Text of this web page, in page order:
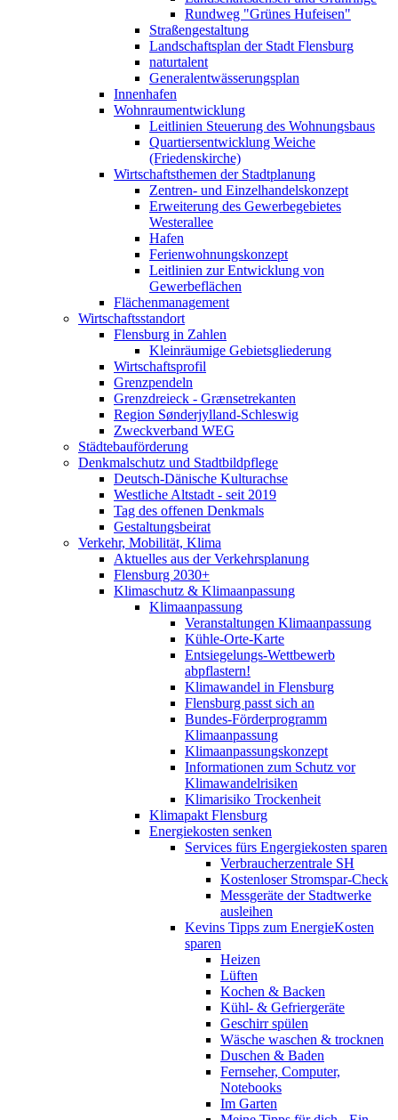
Rundweg "Grünes Hufeisen"
Straßengestaltung
Landschaftsplan der Stadt Flensburg
naturtalent
Generalentwässerungsplan
Innenhafen
Wohnraumentwicklung
Leitlinien Steuerung des Wohnungsbaus
Quartiersentwicklung Weiche
(Friedenskirche)
Wirtschaftsthemen der Stadtplanung
Zentren- und Einzelhandelskonzept
Erweiterung des Gewerbegebietes
Westerallee
Hafen
Ferienwohnungskonzept
Leitlinien zur Entwicklung von
Gewerbeflächen
Flächenmanagement
Wirtschaftsstandort
Flensburg in Zahlen
Kleinräumige Gebietsgliederung
Wirtschaftsprofil
Grenzpendeln
Grenzdreieck - Grænsetrekanten
Region Sønderjylland-Schleswig
Zweckverband WEG
Städtebauförderung
Denkmalschutz und Stadtbildpflege
Deutsch-Dänische Kulturachse
Westliche Altstadt - seit 2019
Tag des offenen Denkmals
Gestaltungsbeirat
Verkehr, Mobilität, Klima
Aktuelles aus der Verkehrsplanung
Flensburg 2030+
Klimaschutz & Klimaanpassung
Klimaanpassung
Veranstaltungen Klimaanpassung
Kühle-Orte-Karte
Entsiegelungs-Wettbewerb
abpflastern!
Klimawandel in Flensburg
Flensburg passt sich an
Bundes-Förderprogramm
Klimaanpassung
Klimaanpassungskonzept
Informationen zum Schutz vor
Klimawandelrisiken
Klimarisiko Trockenheit
Klimapakt Flensburg
Energiekosten senken
Services fürs Engergiekosten sparen
Verbraucherzentrale SH
Kostenloser Stromspar-Check
Messgeräte der Stadtwerke
ausleihen
Kevins Tipps zum EnergieKosten
sparen
Heizen
Lüften
Kochen & Backen
Kühl- & Gefriergeräte
Geschirr spülen
Wäsche waschen & trocknen
Duschen & Baden
Fernseher, Computer,
Notebooks
Im Garten